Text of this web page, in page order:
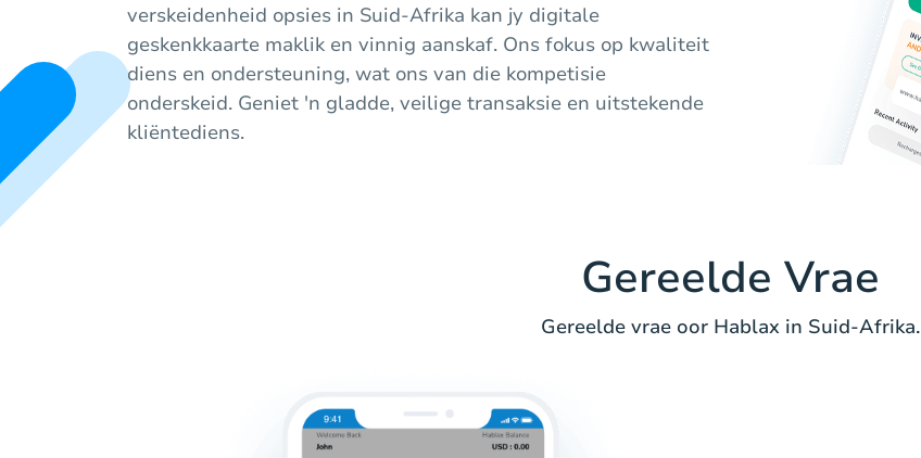
verskeidenheid opsies in Suid-Afrika kan jy digitale
geskenkkaarte maklik en vinnig aanskaf. Ons fokus op kwaliteit
diens en ondersteuning, wat ons van die kompetisie
onderskeid. Geniet 'n gladde, veilige transaksie en uitstekende
kliëntediens.
Gereelde Vrae
Gereelde vrae oor Hablax in Suid-Afrika.